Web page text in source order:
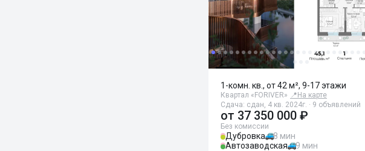
1-комн. кв., от 42 м², 9-17 этажи
Квартал «FORIVER» 📍 На карте
Сдача: сдан, 4 кв. 2024г. · 9 объявлений
от 37 350 000 ₽
Без комиссии
Дубровка
8 мин
Автозаводская
9 мин